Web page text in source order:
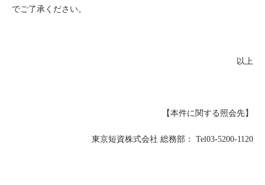
でご了承ください。
以上
【本件に関する照会先】
東京短資株式会社 総務部： Tel03-5200-1120